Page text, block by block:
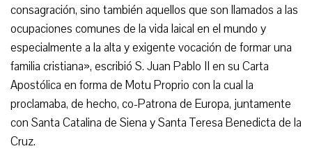
consagración, sino también aquellos que son llamados a las
ocupaciones comunes de la vida laical en el mundo y
especialmente a la alta y exigente vocación de formar una
familia cristiana», escribió S. Juan Pablo II en su Carta
Apostólica en forma de Motu Proprio con la cual la
proclamaba, de hecho, co-Patrona de Europa, juntamente
con Santa Catalina de Siena y Santa Teresa Benedicta de la
Cruz.